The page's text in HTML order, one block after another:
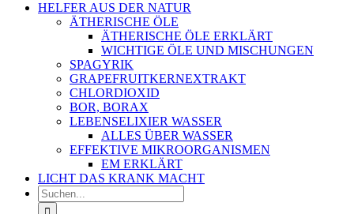
HELFER AUS DER NATUR
ÄTHERISCHE ÖLE
ÄTHERISCHE ÖLE ERKLÄRT
WICHTIGE ÖLE UND MISCHUNGEN
SPAGYRIK
GRAPEFRUITKERNEXTRAKT
CHLORDIOXID
BOR, BORAX
LEBENSELIXIER WASSER
ALLES ÜBER WASSER
EFFEKTIVE MIKROORGANISMEN
EM ERKLÄRT
LICHT DAS KRANK MACHT
Suche
nach: